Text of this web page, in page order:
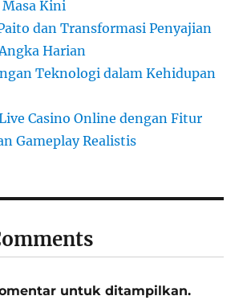
Kini
dan Transformasi Penyajian
Harian
Teknologi dalam Kehidupan
Casino Online dengan Fitur
Gameplay Realistis
untuk ditampilkan.